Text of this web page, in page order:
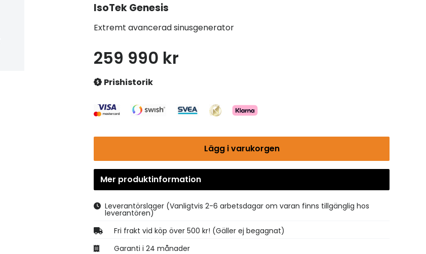
IsoTekGenesis
Extremt avancerad sinusgenerator
259 990 kr
Prishistorik
Lägg i varukorgen
Mer produktinformation
Leverantörslager (Vanligtvis 2-6 arbetsdagar om varan finns tillgänglig hos
leverantören)
Fri frakt vid köp över 500 kr! (Gäller ej begagnat)
Garanti i 24 månader